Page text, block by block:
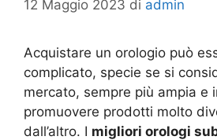
12 Maggio 2023 di admin
Acquistare un orologio può
complicato, specie se si
mercato, sempre più ampia e
promuovere prodotti molto
dall’altro. I migliori orologi